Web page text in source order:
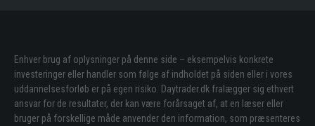
Enhver brug af oplysninger på denne side – eksempelvis konkrete
investeringer eller handler som følge af indholdet på siden eller i vores
uddannelsesforløb er på egen risiko. Daytrader.dk fralægger sig ethvert
ansvar for de resultater, der kan være forårsaget af, at en læser eller
bruger på forskellige måde anvender den information, som præsenteres